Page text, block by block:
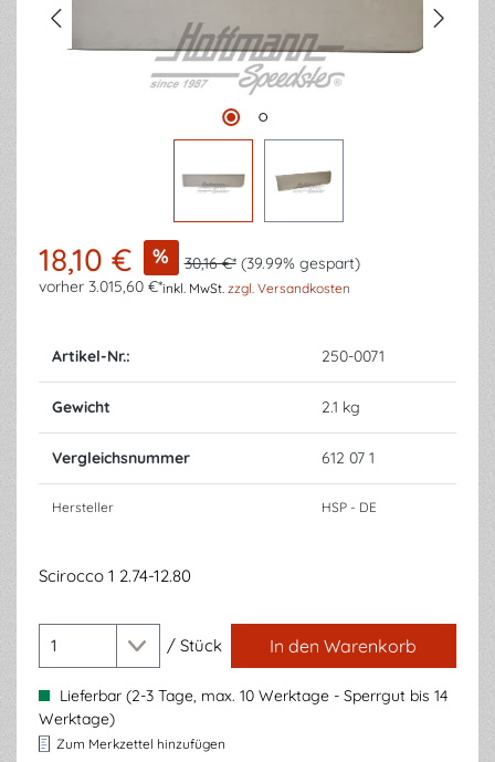
18,10 € % 30,16 €* (39.99% gespart)
vorher 3.015,60 €*inkl. MwSt. zzgl. Versandkosten
Artikel-Nr.: 250-0071
Gewicht 2.1 kg
Vergleichsnummer 612 07 1
Hersteller HSP - DE
Scirocco 1 2.74-12.80
/ Stück In den Warenkorb
Lieferbar (2-3 Tage, max. 10 Werktage - Sperrgut bis 14
Werktage)
Zum Merkzettel hinzufügen